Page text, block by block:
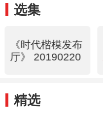
选集
《时代楷模发布
厅》 20190220
精选